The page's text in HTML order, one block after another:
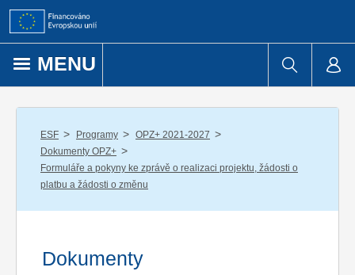
Přejít k obsahu
MENU
ESF / Programy / OPZ+ 2021-2027 /
Dokumenty OPZ+ /
Formuláře a pokyny ke zprávě o realizaci projektu, žádosti o
platbu a žádosti o změnu
Dokumenty